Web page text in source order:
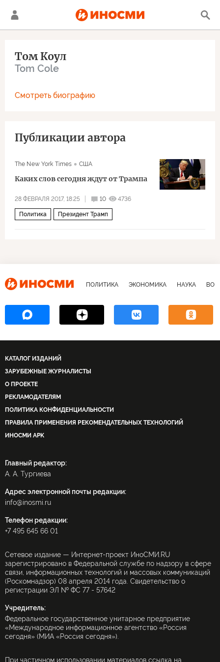
Том Коул
Tom Cole
Смотреть биографию
Публикации автора
The New York Times США
Каких слов сегодня ждут от Трампа
28 ФЕВРАЛЯ 2017, 18:25 10 4736
Политика Президент Трамп
ПОЛИТИКА ЭКОНОМИКА НАУКА
КАТАЛОГ ИЗДАНИЙ
ЗАРУБЕЖНЫЕ ЖУРНАЛИСТЫ
О ПРОЕКТЕ
РЕКЛАМОДАТЕЛЯМ
ПОЛИТИКА КОНФИДЕНЦИАЛЬНОСТИ
ПРАВИЛА ПРИМЕНЕНИЯ РЕКОМЕНДАТЕЛЬНЫХ ТЕХНОЛОГИЙ
ИНОСМИ APK
Главный редактор:
А. А. Тургиева
Адрес электронной почты редакции:
info@inosmi.ru
Телефон редакции:
+7 495 645 66 01
Сетевое издание — Интернет-проект ИноСМИ.RU
зарегистрировано в Федеральной службе по надзору в сфере
связи, информационных технологий и массовых коммуникаций
(Роскомнадзор) 08 апреля 2014 года. Свидетельство о
регистрации ЭЛ № ФС 77 - 57642
Учредитель:
Федеральное государственное унитарное предприятие
«Международное информационное агентство «Россия
сегодня» (МИА «Россия сегодня»).
При частичном использовании материалов ссылка на